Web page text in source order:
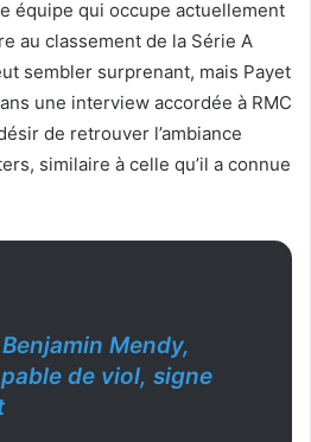
équipe qui occupe actuellement
au classement de la Série A
sembler surprenant, mais Payet
une interview accordée à RMC
de retrouver l’ambiance
similaire à celle qu’il a connue
Mendy,
de viol, signe